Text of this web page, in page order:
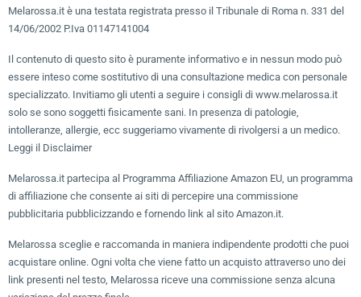
Melarossa.it è una testata registrata presso il Tribunale di Roma n. 331 del
14/06/2002 P.Iva 01147141004
Il contenuto di questo sito è puramente informativo e in nessun modo può
essere inteso come sostitutivo di una consultazione medica con personale
specializzato. Invitiamo gli utenti a seguire i consigli di www.melarossa.it
solo se sono soggetti fisicamente sani. In presenza di patologie,
intolleranze, allergie, ecc suggeriamo vivamente di rivolgersi a un medico.
Leggi il Disclaimer
Melarossa.it partecipa al Programma Affiliazione Amazon EU, un programma
di affiliazione che consente ai siti di percepire una commissione
pubblicitaria pubblicizzando e fornendo link al sito Amazon.it.
Melarossa sceglie e raccomanda in maniera indipendente prodotti che puoi
acquistare online. Ogni volta che viene fatto un acquisto attraverso uno dei
link presenti nel testo, Melarossa riceve una commissione senza alcuna